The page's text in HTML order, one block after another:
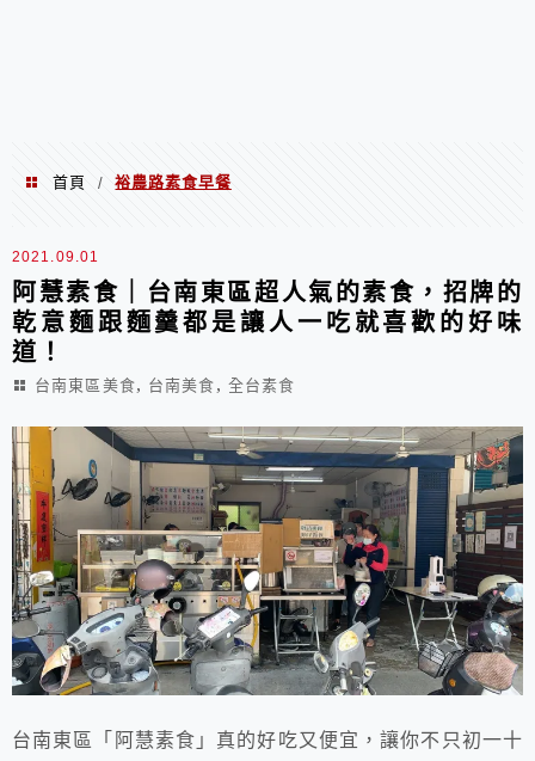
首頁 / 裕農路素食早餐
裕農路素食早餐
2021.09.01
阿慧素食｜台南東區超人氣的素食，招牌的
乾意麵跟麵羹都是讓人一吃就喜歡的好味
道！
台南東區美食, 台南美食 , 全台素食
台南東區「阿慧素食」真的好吃又便宜，讓你不只初一十